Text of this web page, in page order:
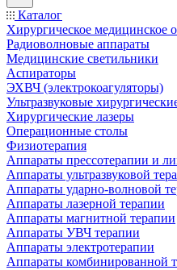
Каталог
Хирургическое медицинское
Радиоволновые аппараты
Медицинские светильники
Аспираторы
ЭХВЧ (электрокоагуляторы)
Ультразвуковые
Хирургические лазеры
Операционные столы
Физиотерапия
Аппараты прессотерапии и
Аппараты ультразвуковой
Аппараты ударно-волновой
Аппараты лазерной терапии
Аппараты магнитной терапии
Аппараты УВЧ терапии
Аппараты электротерапии
Аппараты комбинированной